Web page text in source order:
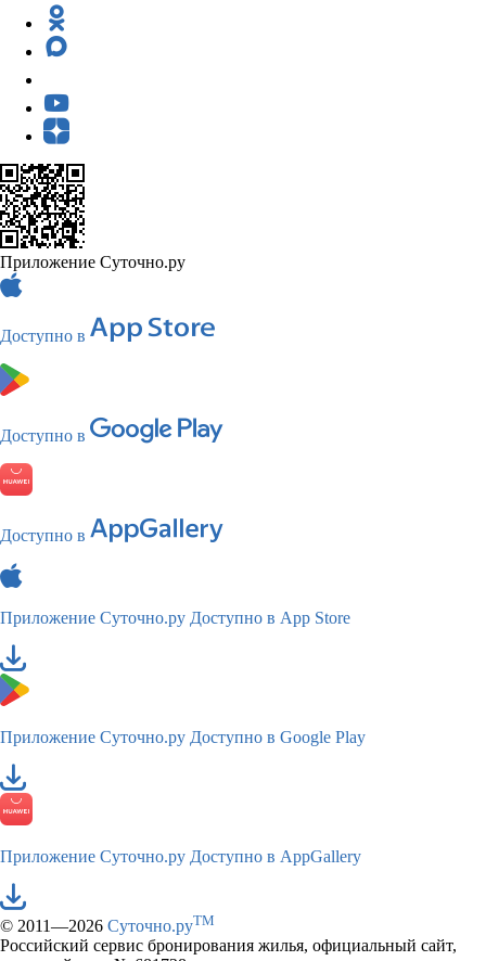
Приложение Суточно.ру
Доступно в
Доступно в
Доступно в
Приложение Суточно.ру Доступно в App Store
Приложение Суточно.ру Доступно в Google Play
Приложение Суточно.ру Доступно в AppGallery
© 2011—2026 Суточно.руTM
Российский сервис бронирования жилья, официальный сайт,